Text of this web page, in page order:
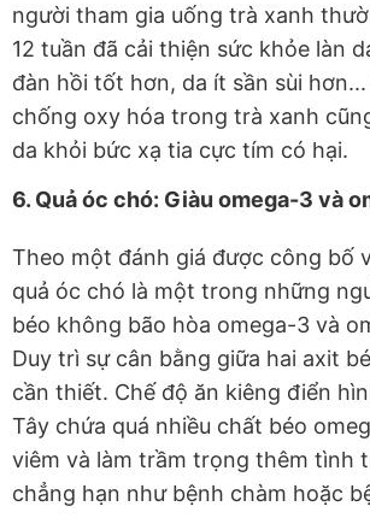
người tham gia uống trà xanh
12 tuần đã cải thiện sức khỏe làn
đàn hồi tốt hơn, da ít sần sùi
chống oxy hóa trong trà xanh
da khỏi bức xạ tia cực tím có hại.
6. Quả óc chó: Giàu omega-3 và
Theo một đánh giá được công bố
quả óc chó là một trong những
béo không bão hòa omega-3 và
Duy trì sự cân bằng giữa hai axit
cần thiết. Chế độ ăn kiêng điển
Tây chứa quá nhiều chất béo
viêm và làm trầm trọng thêm tình
chẳng hạn như bệnh chàm hoặc